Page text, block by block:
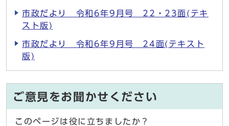
市政だより 令和6年9月号 22・23面(テキ
スト版)
市政だより 令和6年9月号 24面(テキスト
版)
ご意見をお聞かせください
このページは役に立ちましたか？